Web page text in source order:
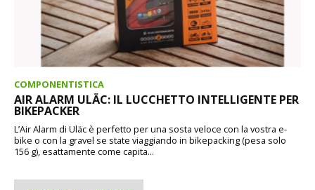
COMPONENTISTICA
AIR ALARM ULÄC: IL LUCCHETTO INTELLIGENTE PER
BIKEPACKER
L’Air Alarm di Uläc è perfetto per una sosta veloce con la vostra e-
bike o con la gravel se state viaggiando in bikepacking (pesa solo
156 g), esattamente come capita...